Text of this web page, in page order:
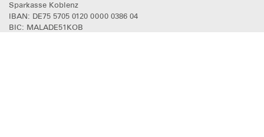
Sparkasse Koblenz
IBAN: DE75 5705 0120 0000 0386 04
BIC: MALADE51KOB